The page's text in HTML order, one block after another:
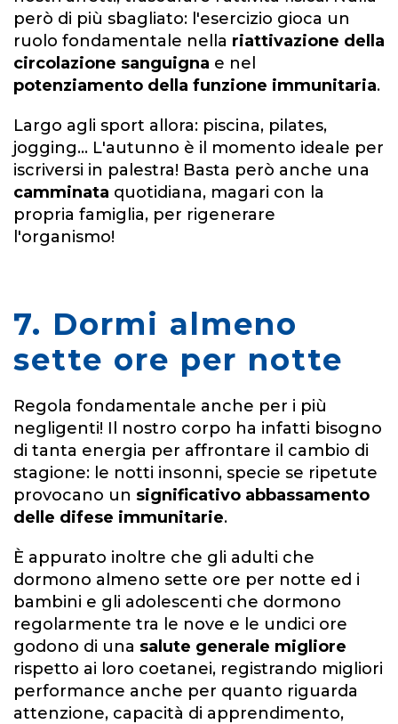
però di più sbagliato: l'esercizio gioca un
ruolo fondamentale nella riattivazione della
circolazione sanguigna e nel
potenziamento della funzione immunitaria.
Largo agli sport allora: piscina, pilates,
jogging... L'autunno è il momento ideale per
iscriversi in palestra! Basta però anche una
camminata quotidiana, magari con la
propria famiglia, per rigenerare
l'organismo!
7. Dormi almeno
sette ore per notte
Regola fondamentale anche per i più
negligenti! Il nostro corpo ha infatti bisogno
di tanta energia per affrontare il cambio di
stagione: le notti insonni, specie se ripetute
provocano un significativo abbassamento
delle difese immunitarie.
È appurato inoltre che gli adulti che
dormono almeno sette ore per notte ed i
bambini e gli adolescenti che dormono
regolarmente tra le nove e le undici ore
godono di una salute generale migliore
rispetto ai loro coetanei, registrando migliori
performance anche per quanto riguarda
attenzione, capacità di apprendimento,